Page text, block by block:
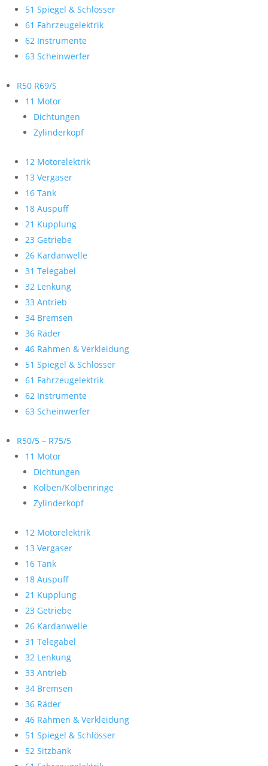
51 Spiegel & Schlösser
61 Fahrzeugelektrik
62 Instrumente
63 Scheinwerfer
R50 R69/S
11 Motor
Dichtungen
Zylinderkopf
12 Motorelektrik
13 Vergaser
16 Tank
18 Auspuff
21 Kupplung
23 Getriebe
26 Kardanwelle
31 Telegabel
32 Lenkung
33 Antrieb
34 Bremsen
36 Räder
46 Rahmen & Verkleidung
51 Spiegel & Schlösser
61 Fahrzeugelektrik
62 Instrumente
63 Scheinwerfer
R50/5 – R75/5
11 Motor
Dichtungen
Kolben/Kolbenringe
Zylinderkopf
12 Motorelektrik
13 Vergaser
16 Tank
18 Auspuff
21 Kupplung
23 Getriebe
26 Kardanwelle
31 Telegabel
32 Lenkung
33 Antrieb
34 Bremsen
36 Räder
46 Rahmen & Verkleidung
51 Spiegel & Schlösser
52 Sitzbank